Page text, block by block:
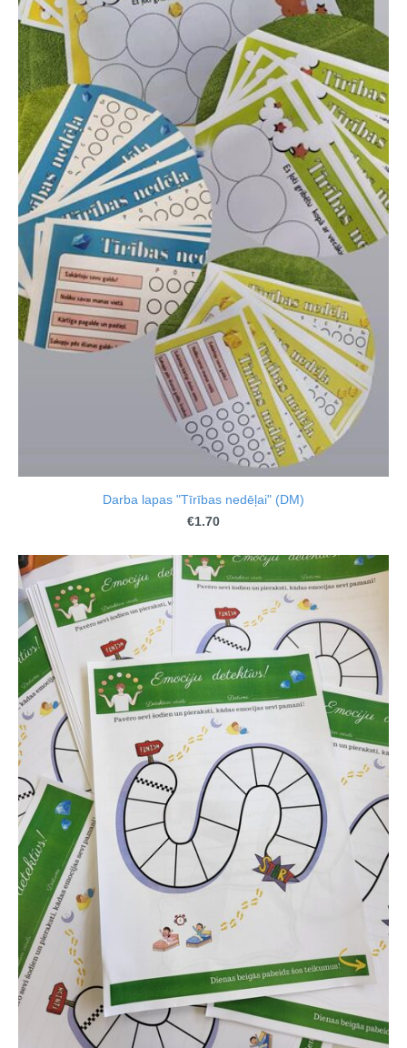
Darba lapas "Tīrības nedēļai" (DM)
€1.70